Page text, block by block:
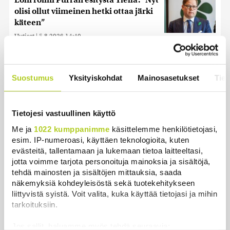
Suostumus Yksityiskohdat Mainosasetukset
Tietojesi vastuullinen käyttö
Me ja 1022 kumppanimme käsittelemme henkilötietojasi,
esim. IP-numeroasi, käyttäen teknologioita, kuten
evästeitä, tallentamaan ja lukemaan tietoa laitteeltasi,
jotta voimme tarjota personoituja mainoksia ja sisältöjä,
tehdä mainosten ja sisältöjen mittauksia, saada
näkemyksiä kohdeyleisöstä sekä tuotekehitykseen
liittyvistä syistä. Voit valita, kuka käyttää tietojasi ja mihin
tarkoituksiin.
olisi ollut viimeinen hetki ottaa järki
käteen”
Uutiset | 5.8.2026 14:40
verisuonitauteihin, sanoo tutkimus
Hammashoidon Kela-korvaukset
valuivat hyvätuloisille – Kemppi:
Kansaa johdettiin harhaan
Uutiset | 4.8.2026 14:39